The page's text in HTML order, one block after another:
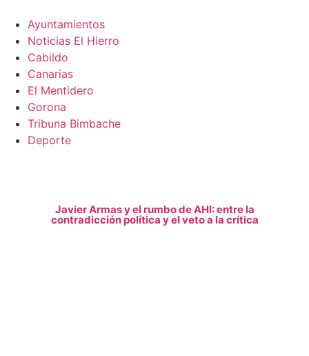
Ayuntamientos
Noticias El Hierro
Cabildo
Canarias
El Mentidero
Gorona
Tribuna Bimbache
Deporte
Javier Armas y el rumbo de AHI: entre la
contradicción política y el veto a la crítica